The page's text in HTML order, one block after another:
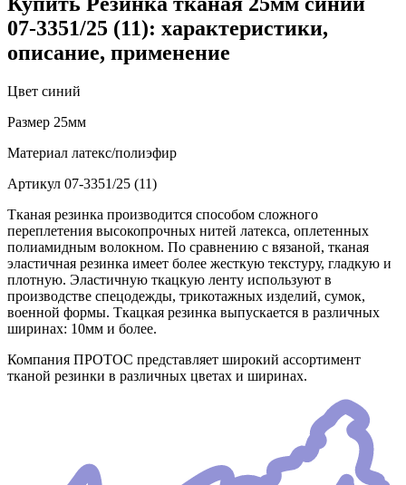
07-3351/25 (11): характеристики,
описание, применение
Цвет синий
Размер 25мм
Материал латекс/полиэфир
Артикул 07-3351/25 (11)
Тканая резинка производится способом сложного
переплетения высокопрочных нитей латекса, оплетенных
полиамидным волокном. По сравнению с вязаной, тканая
эластичная резинка имеет более жесткую текстуру, гладкую и
плотную. Эластичную ткацкую ленту используют в
производстве спецодежды, трикотажных изделий, сумок,
военной формы. Ткацкая резинка выпускается в различных
ширинах: 10мм и более.
Компания ПРОТОС представляет широкий ассортимент
тканой резинки в различных цветах и ширинах.